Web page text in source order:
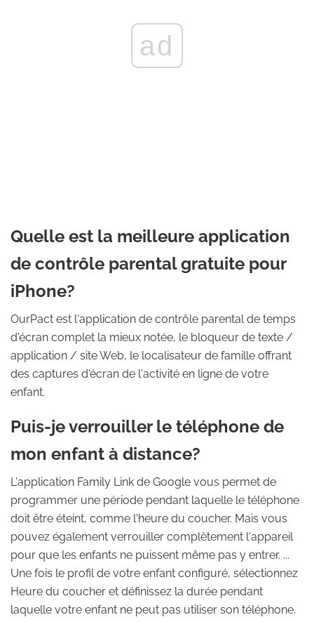
ad
Quelle est la meilleure application
de contrôle parental gratuite pour
iPhone?
OurPact est l'application de contrôle parental de temps
d'écran complet la mieux notée, le bloqueur de texte /
application / site Web, le localisateur de famille offrant
des captures d'écran de l'activité en ligne de votre
enfant.
Puis-je verrouiller le téléphone de
mon enfant à distance?
L'application Family Link de Google vous permet de
programmer une période pendant laquelle le téléphone
doit être éteint, comme l'heure du coucher. Mais vous
pouvez également verrouiller complètement l'appareil
pour que les enfants ne puissent même pas y entrer. ...
Une fois le profil de votre enfant configuré, sélectionnez
Heure du coucher et définissez la durée pendant
laquelle votre enfant ne peut pas utiliser son téléphone.